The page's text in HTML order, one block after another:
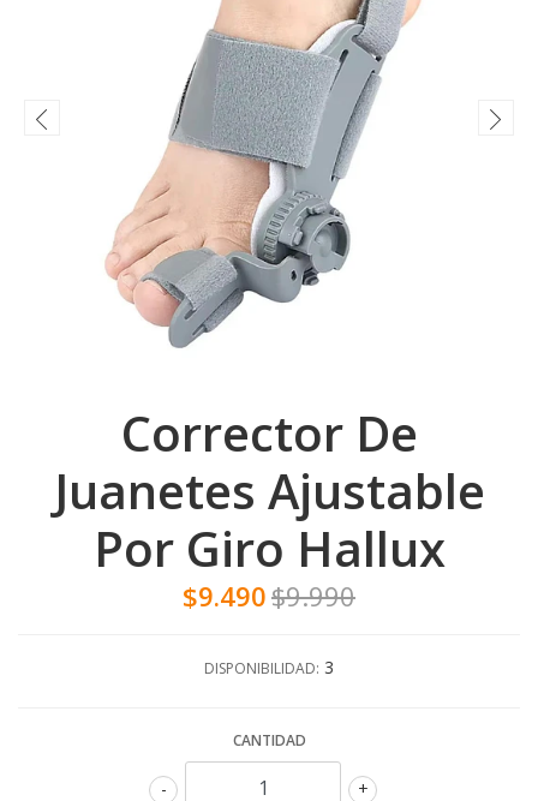
Corrector De
Juanetes Ajustable
Por Giro Hallux
$9.490$9.990
DISPONIBILIDAD: 3
CANTIDAD
+
-